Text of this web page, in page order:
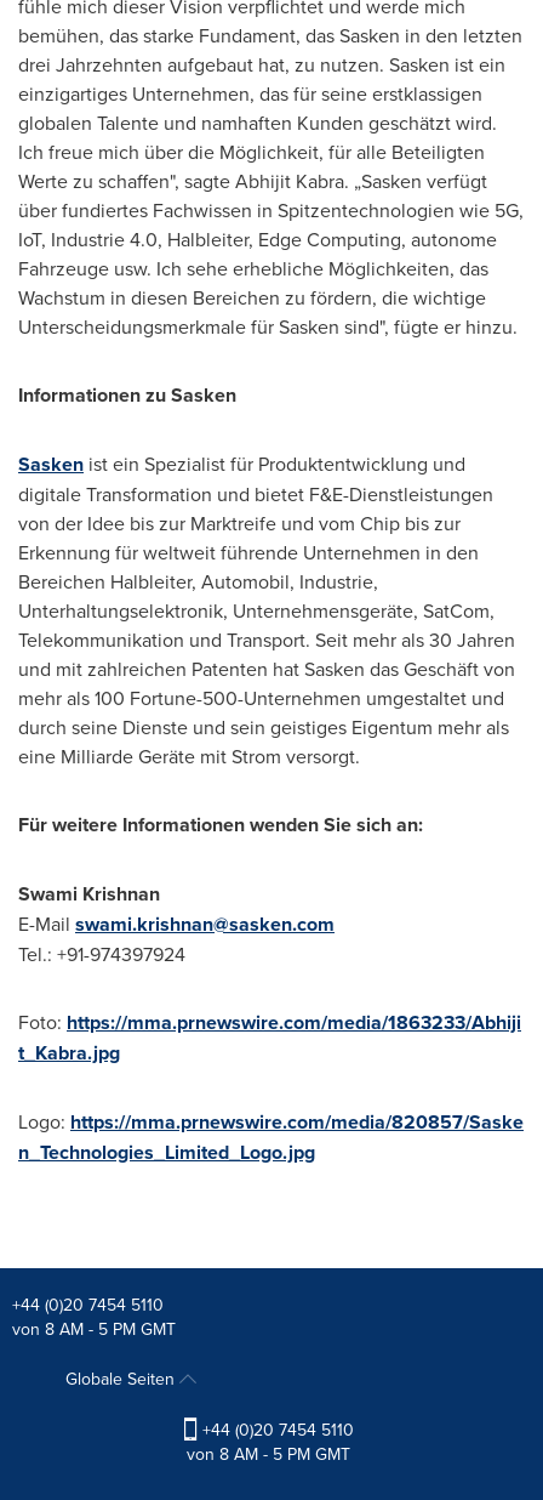
fühle mich dieser Vision verpflichtet und werde mich
bemühen, das starke Fundament, das Sasken in den letzten
drei Jahrzehnten aufgebaut hat, zu nutzen. Sasken ist ein
einzigartiges Unternehmen, das für seine erstklassigen
globalen Talente und namhaften Kunden geschätzt wird.
Ich freue mich über die Möglichkeit, für alle Beteiligten
Werte zu schaffen", sagteAbhijit Kabra. „Sasken verfügt
über fundiertes Fachwissen in Spitzentechnologien wie 5G,
IoT, Industrie 4.0, Halbleiter, Edge Computing, autonome
Fahrzeuge usw. Ich sehe erhebliche Möglichkeiten, das
Wachstum in diesen Bereichen zu fördern, die wichtige
Unterscheidungsmerkmale für Sasken sind", fügte er hinzu.
Informationen zu Sasken
Sasken ist ein Spezialist für Produktentwicklung und
digitale Transformation und bietet F&E-Dienstleistungen
von der Idee bis zur Marktreife und vom Chip bis zur
Erkennung für weltweit führende Unternehmen in den
Bereichen Halbleiter, Automobil, Industrie,
Unterhaltungselektronik, Unternehmensgeräte, SatCom,
Telekommunikation und Transport. Seit mehr als 30 Jahren
und mit zahlreichen Patenten hat Sasken das Geschäft von
mehr als 100 Fortune-500-Unternehmen umgestaltet und
durch seine Dienste und sein geistiges Eigentum mehr als
eine Milliarde Geräte mit Strom versorgt.
Für weitere Informationen wenden Sie sich an:
Swami Krishnan
E-Mail swami.krishnan@sasken.com
Tel.: +91-974397924
Foto: https://mma.prnewswire.com/media/1863233/Abhiji
t_Kabra.jpg
Logo: https://mma.prnewswire.com/media/820857/Saske
n_Technologies_Limited_Logo.jpg
+44 (0)20 7454 5110
von 8 AM - 5 PM GMT
Globale Seiten
+44 (0)20 7454 5110
von 8 AM - 5 PM GMT